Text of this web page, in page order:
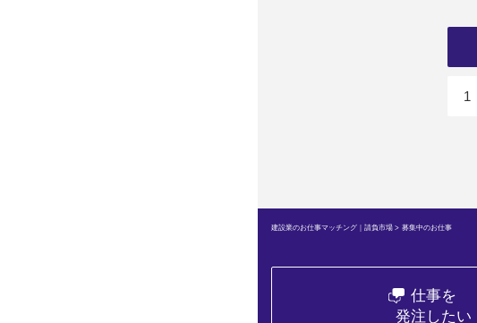
1
建設業のお仕事マッチング｜請負市場 > 募集中のお仕事
仕事を
発注したい